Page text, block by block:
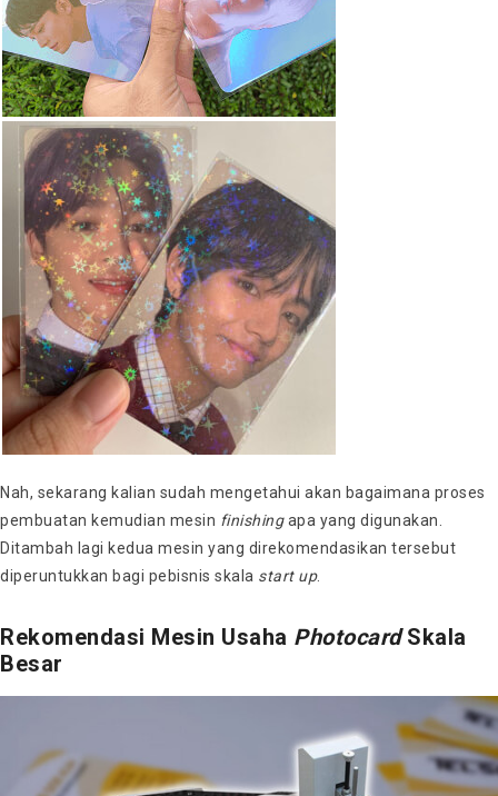
Nah, sekarang kalian sudah mengetahui akan bagaimana proses
pembuatan kemudian mesin finishingapa yang digunakan.
Ditambah lagi kedua mesin yang direkomendasikan tersebut
diperuntukkan bagi pebisnis skala start up.
Rekomendasi Mesin Usaha PhotocardSkala
Besar